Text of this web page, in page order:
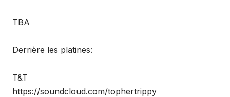
TBA
Derrière les platines:
T&T
https://soundcloud.com/tophertrippy